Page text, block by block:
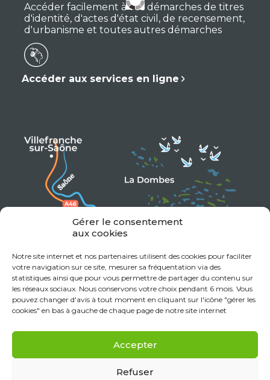
Gérer le consentement
aux cookies
Notre site internet et nos partenaires utilisent des cookies pour faciliter
votre navigation sur ce site, mesurer sa fréquentation via des
statistiques ainsi que pour vous permettre de partager du contenu sur
les réseaux sociaux. Nous conservons votre choix pendant 6 mois. Vous
pouvez changer d'avis à tout moment en cliquant sur l'icône "gérer les
cookies" en bas à gauche de chaque page de notre site internet
Accepter
Refuser
Accéder facilement à vos démarches de titres
d'identité, d'actes d'état civil, de recensement,
d'urbanisme et toutes autres démarches
Accéder aux services en ligne